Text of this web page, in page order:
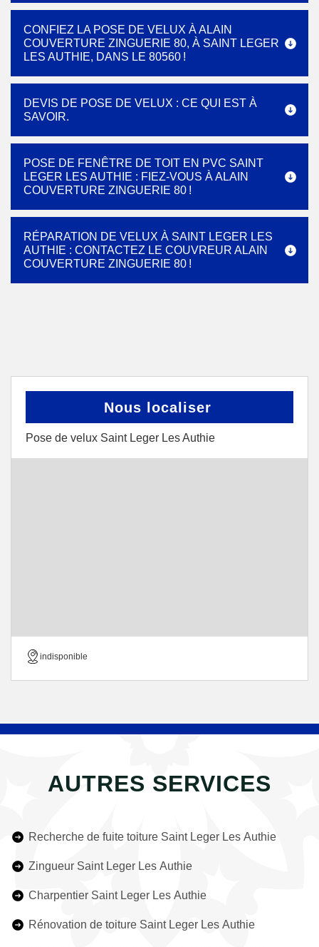
CONFIEZ LA POSE DE VELUX À ALAIN
COUVERTURE ZINGUERIE 80, À SAINT LEGER
LES AUTHIE, DANS LE 80560 !
DEVIS DE POSE DE VELUX : CE QUI EST À
SAVOIR.
POSE DE FENÊTRE DE TOIT EN PVC SAINT
LEGER LES AUTHIE : FIEZ-VOUS À ALAIN
COUVERTURE ZINGUERIE 80 !
RÉPARATION DE VELUX À SAINT LEGER LES
AUTHIE : CONTACTEZ LE COUVREUR ALAIN
COUVERTURE ZINGUERIE 80 !
Nous localiser
Pose de velux Saint Leger Les Authie
indisponible
AUTRES SERVICES
Recherche de fuite toiture Saint Leger Les Authie
Zingueur Saint Leger Les Authie
Charpentier Saint Leger Les Authie
Rénovation de toiture Saint Leger Les Authie